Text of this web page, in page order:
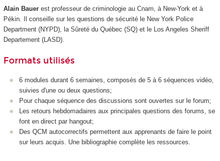
Alain Bauerest professeur de criminologie au Cnam, à New-York et à
Pékin. Il conseille sur les questions de sécurité le New York Police
Department (NYPD), la Sûreté du Québec (SQ) et le Los Angeles Sheriff
Departement (LASD).
Formats utilisés
6 modules durant 6 semaines, composés de 5 à 6 séquences vidéo,
suivies d'une ou deux questions;
Pour chaque séquence des discussions sont ouvertes sur le forum;
Les retours hebdomadaires aux principales questions des forums, se
font en direct par hangout;
Des QCM autocorrectifs permettent aux apprenants de faire le point
sur leurs acquis. Une bibliographie complète les ressources.